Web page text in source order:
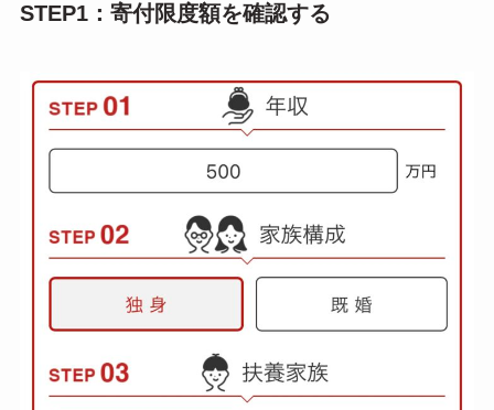
STEP1：寄付限度額を確認する